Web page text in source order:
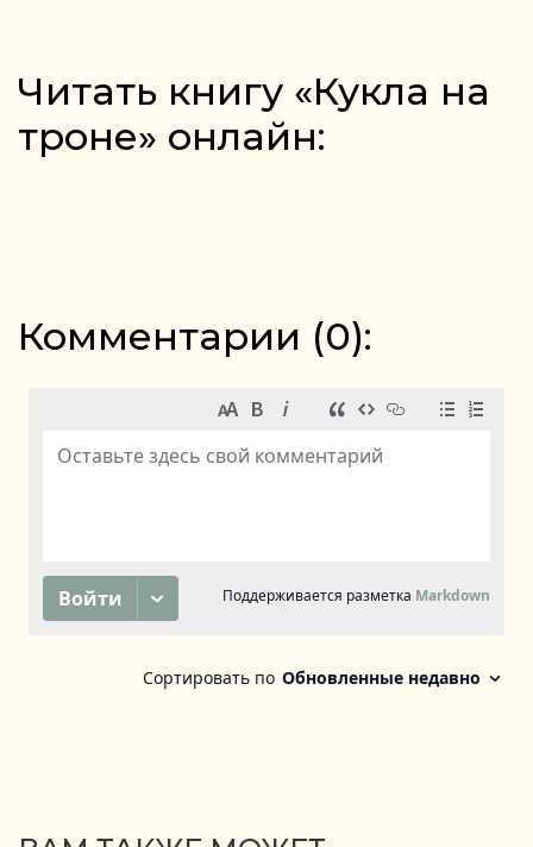
Читать книгу «Кукла на
троне» онлайн:
Комментарии (0):